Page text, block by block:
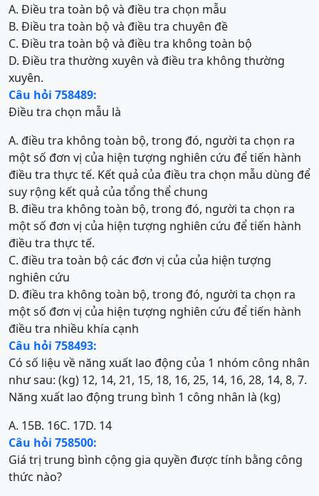
A. Điều tra toàn bộ và điều tra chọn mẫu
B. Điều tra toàn bộ và điều tra chuyên đề
C. Điều tra toàn bộ và điều tra không toàn bộ
D. Điều tra thường xuyên và điều tra không thường
xuyên.
Câu hỏi 758489:
Điều tra chọn mẫu là
A. điều tra không toàn bộ, trong đó, người ta chọn ra
một số đơn vị của hiện tượng nghiên cứu để tiến hành
điều tra thực tế. Kết quả của điều tra chọn mẫu dùng để
suy rộng kết quả của tổng thể chung
B. điều tra không toàn bộ, trong đó, người ta chọn ra
một số đơn vị của hiện tượng nghiên cứu để tiến hành
điều tra thực tế.
C. điều tra toàn bộ các đơn vị của của hiện tượng
nghiên cứu
D. điều tra không toàn bộ, trong đó, người ta chọn ra
một số đơn vị của hiện tượng nghiên cứu để tiến hành
điều tra nhiều khía cạnh
Câu hỏi 758493:
Có số liệu về năng xuất lao động của 1 nhóm công nhân
như sau: (kg) 12, 14, 21, 15, 18, 16, 25, 14, 16, 28, 14, 8, 7.
Năng xuất lao động trung bình 1 công nhân là (kg)
A. 15B. 16C. 17D. 14
Câu hỏi 758500:
Giá trị trung bình cộng gia quyền được tính bằng công
thức nào?